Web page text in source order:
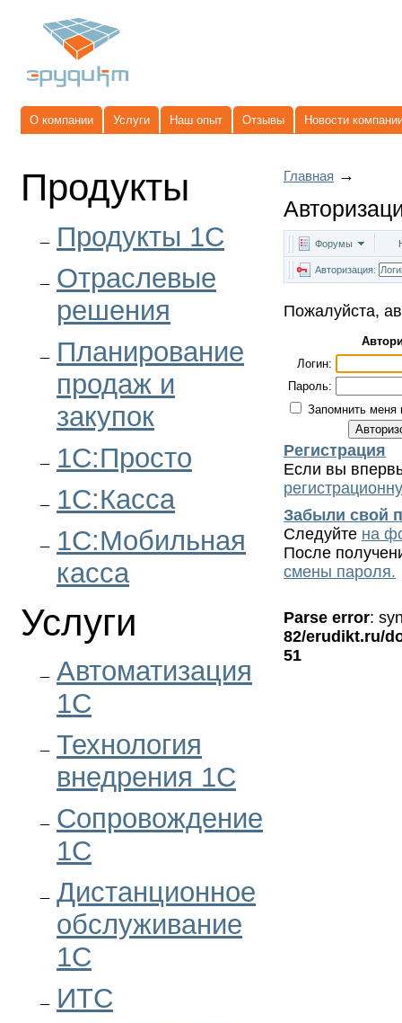
О компании Услуги Наш опыт Отзывы Новости
Продукты
Продукты 1C
Отраслевые
решения
Планирование
продаж и
закупок
1С:Просто
1С:Касса
1С:Мобильная
касса
Услуги
Автоматизация
1С
Технология
внедрения 1С
Сопровождение
1С
Дистанционное
обслуживание
1С
ИТС
Главная →
Форумы
Авторизация:
Пожалуйста,
Логин:
Пароль:
Запомнить меня
Регистрация
Если вы
Забыли свой
Следуйте на
После
смены пароля.
Parse error:
82/erudikt.ru/
51